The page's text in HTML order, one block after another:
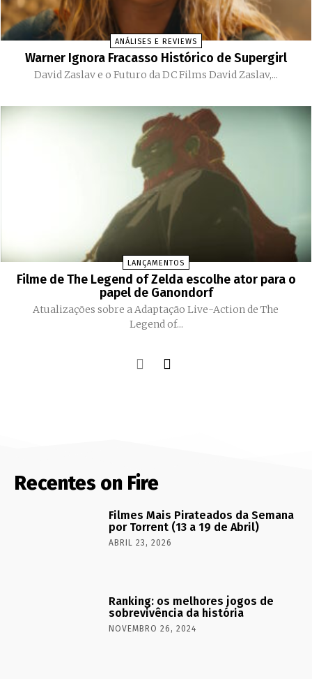
ANÁLISES E REVIEWS
Warner Ignora Fracasso Histórico de Supergirl
David Zaslav e o Futuro da DC Films David Zaslav,...
LANÇAMENTOS
Filme de The Legend of Zelda escolhe ator para o
papel de Ganondorf
Atualizações sobre a Adaptação Live-Action de The
Legend of...
Recentes on Fire
Filmes Mais Pirateados da Semana
por Torrent (13 a 19 de Abril)
ABRIL 23, 2026
Ranking: os melhores jogos de
sobrevivência da história
NOVEMBRO 26, 2024